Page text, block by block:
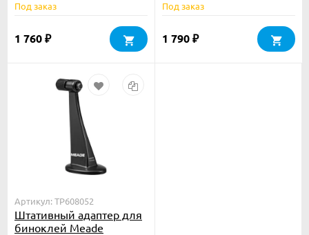
Под заказ
1 760 ₽
Под заказ
1 790 ₽
Артикул: TP608052
Штативный адаптер для
биноклей Meade